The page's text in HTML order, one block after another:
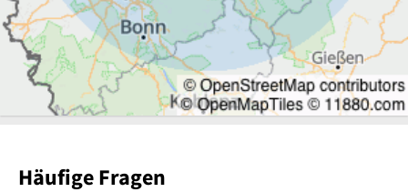
Häufige Fragen